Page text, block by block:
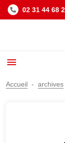
02 31 44 68
Accueil archives